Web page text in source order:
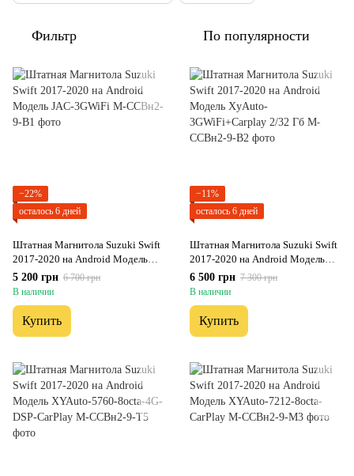
Фильтр По популярности
−22%
осталось 6 дней
Штатная Магнитола Suzuki Swift
2017-2020 на Android Модель
JAC-3GWiFi
5 200 грн 6 700 грн
В наличии
Купить
−11%
осталось 6 дней
Штатная Магнитола Suzuki Swift
2017-2020 на Android Модель
XyAuto-3GWiFi+Carplay 2/32 Гб
6 500 грн 7 300 грн
В наличии
Купить